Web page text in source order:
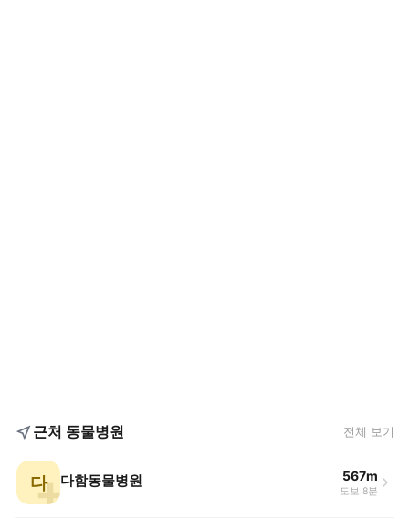
근처 동물병원 전체 보기
다 다함동물병원 567m
도보 8분